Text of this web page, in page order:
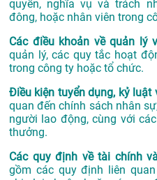
quyền, nghĩa vụ và trách
đông, hoặc nhân viên trong
Các điều khoản về quản lý
quản lý, các quy tắc hoạt
trong công ty hoặc tổ chức.
Điều kiện tuyển dụng, kỷ luật
quan đến chính sách nhân
người lao động, cùng với
thưởng.
Các quy định về tài chính
gồm các quy định liên